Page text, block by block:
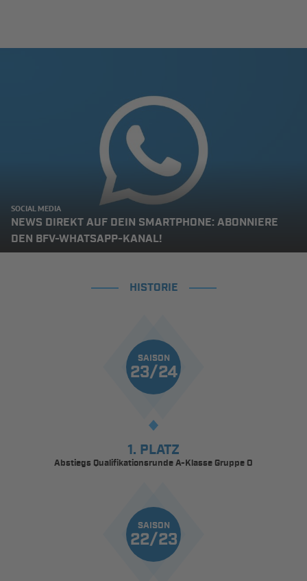
SOCIAL MEDIA
NEWS DIREKT AUF DEIN SMARTPHONE: ABONNIERE
DEN BFV-WHATSAPP-KANAL!
HISTORIE
SAISON
23/24
1. PLATZ
Abstiegs Qualifikationsrunde A-Klasse Gruppe O
SAISON
22/23